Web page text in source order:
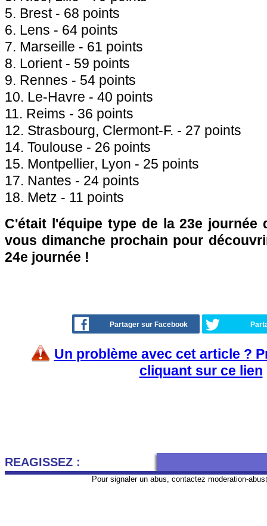
5. Brest - 68 points
6. Lens - 64 points
7. Marseille - 61 points
8. Lorient - 59 points
9. Rennes - 54 points
10. Le-Havre - 40 points
11. Reims - 36 points
12. Strasbourg, Clermont-F. - 27 points
14. Toulouse - 26 points
15. Montpellier, Lyon - 25 points
17. Nantes - 24 points
18. Metz - 11 points
C'était l'équipe type de la 23e journée
vous dimanche prochain pour
24e journée !
Partager sur Facebook
Un problème avec cet article ?
cliquant sur ce lien
REAGISSEZ :
Pour signaler un abus, contactez moderation-